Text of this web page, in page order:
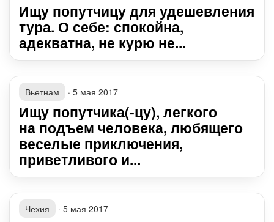
Ищу попутчицу для удешевления
тура. О себе: спокойна,
адекватна, не курю не...
Вьетнам · 5 мая 2017
Ищу попутчика(-цу), легкого
на подъем человека, любящего
веселые приключения,
приветливого и...
Чехия · 5 мая 2017